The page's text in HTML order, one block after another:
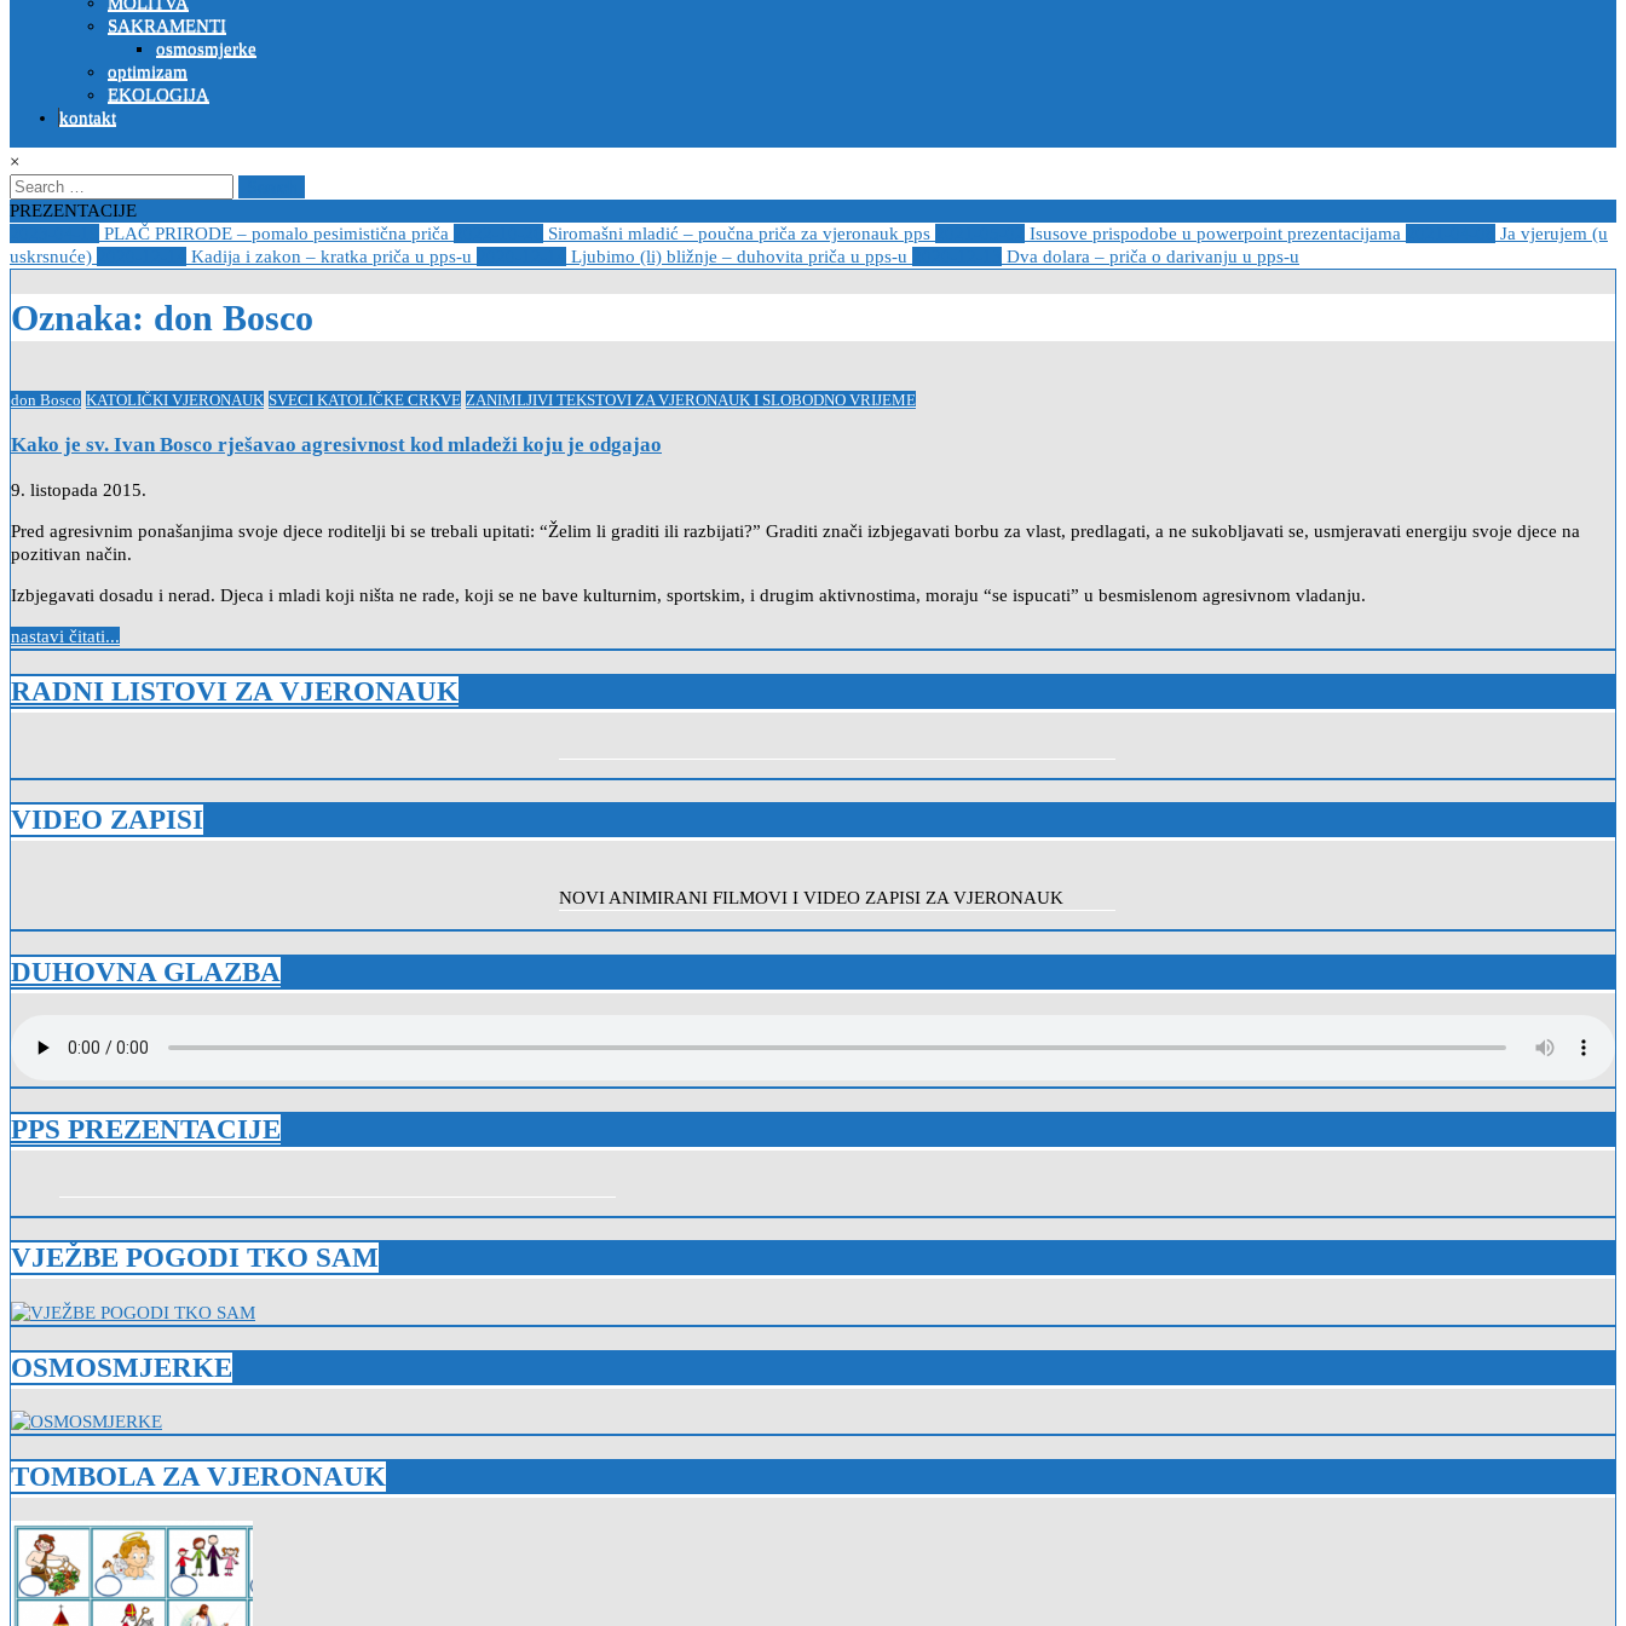
SAKRAMENTI
osmosmjerke
optimizam
EKOLOGIJA
kontakt
×
Search
for:
PREZENTACIJE
PLAČ PRIRODE – pomalo pesimistična priča Siromašni mladić – poučna priča za vjeronauk pps Isusove prispodobe u powerpoint prezentacijama
Ja vjerujem (u
uskrsnuće)
Kadija i zakon – kratka priča u pps-u Ljubimo (li) bližnje – duhovita priča u pps-u Dva dolara – priča o darivanju u pps-u
Oznaka: don Bosco
Posted
don Bosco KATOLIČKI VJERONAUK SVECI KATOLIČKE CRKVE ZANIMLJIVI TEKSTOVI ZA VJERONAUK I SLOBODNO VRIJEME
Kako je sv. Ivan Bosco rješavao agresivnost kod mladeži koju je odgajao
9. listopada 2015.
Pred agresivnim ponašanjima svoje djece roditelji bi se trebali upitati: “Želim li graditi ili razbijati?” Graditi znači izbjegavati borbu za vlast, predlagati, a ne sukobljavati se, usmjeravati energiju svoje djece na
pozitivan način.
Izbjegavati dosadu i nerad. Djeca i mladi koji ništa ne rade, koji se ne bave kulturnim, sportskim, i drugim aktivnostima, moraju “se ispucati” u besmislenom agresivnom vladanju.
nastavi čitati...
RADNI LISTOVI ZA VJERONAUK
VIDEO ZAPISI
NOVI ANIMIRANI FILMOVI I VIDEO ZAPISI ZA VJERONAUK
DUHOVNA GLAZBA
PPS PREZENTACIJE
VJEŽBE POGODI TKO SAM
OSMOSMJERKE
TOMBOLA ZA VJERONAUK